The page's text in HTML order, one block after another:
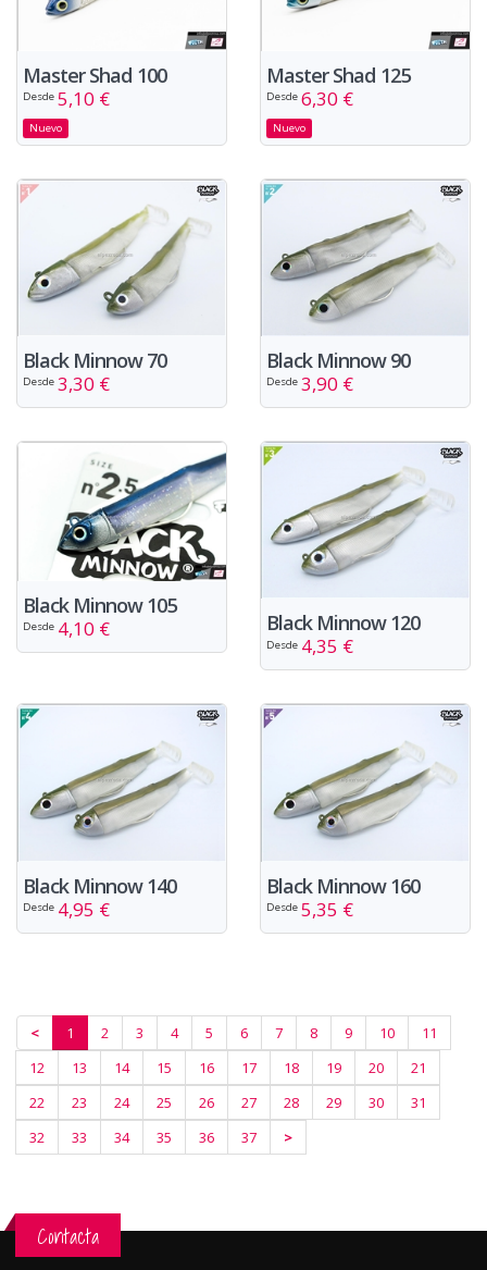
Master Shad 100
Desde 5,10 €
Nuevo
Master Shad 125
Desde 6,30 €
Nuevo
Black Minnow 70
Desde 3,30 €
Black Minnow 90
Desde 3,90 €
Black Minnow 105
Desde 4,10 € Black Minnow 120
Desde 4,35 €
Black Minnow 140
Desde 4,95 €
Black Minnow 160
Desde 5,35 €
< 1 2 3 4 5 6 7 8 9 10
11
12
13 14 15 16 17 18 19 20
21
22
23 24 25 26 27 28 29 30
31
32
33 34 35 36 37 >
Contacta